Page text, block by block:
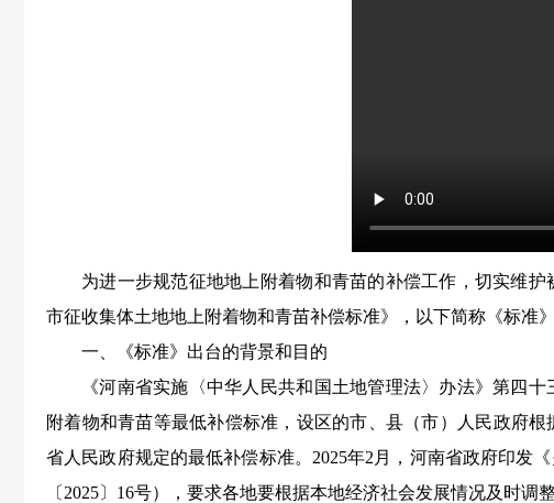
为进一步规范征地地上附着物和青苗的补偿工作，切实维
市征收集体土地地上附着物和青苗补偿标准》，以下简称《标准
一、
《标准》出台的背景和目的
《河南省实施〈中华人民共和国土地管理法〉办法》第四
附着物和青苗等最低补偿标准，设区的市、县（市）人民政府
省人民政府规定的最低补偿标准。 2025年2月，河南省政府印发
〔2025〕16号），要求各地要根据本地经济社会发展情况及时